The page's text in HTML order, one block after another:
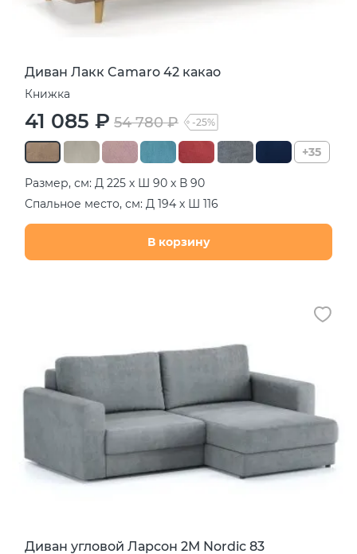
Диван Лакк Camaro 42 какао
Книжка
41 085 ₽ 54 780 ₽ -25%
+35
Размер, см: Д 225 х Ш 90 х В 90
Спальное место, см: Д 194 х Ш 116
В корзину
Диван угловой Ларсон 2М Nordic 83